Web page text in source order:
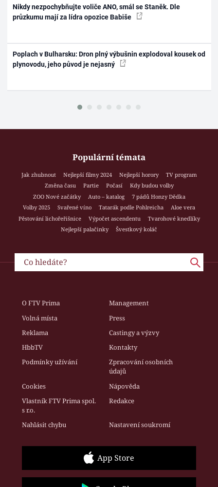
Nikdy nezpochybňujte voliče ANO, smál se Staněk. Dle
průzkumu mají za lídra opozice Babiše
Poplach v Bulharsku: Dron plný výbušnin explodoval kousek od
plynovodu, jeho původ je nejasný
Populární témata
Jak zhubnout Nejlepší filmy 2024 Nejlepší horory
TV program
Změna času
Partie Počasí
Kdy budou volby
ZOO Nové začátky
Auto – katalog
7 pádů Honzy Dědka
Volby 2025
Svařené víno Tatarák podle Pohlreicha
Aloe vera
Pěstování lichořeřišnice
Výpočet ascendentu
Tvarohové knedlíky
Nejlepší palačinky
Švestkový koláč
O FTV Prima
Management
Volná místa
Press
Reklama
Castingy a výzvy
HbbTV
Kontakty
Podmínky užívání
Zpracování osobních
údajů
Cookies
Nápověda
Vlastník FTV Prima spol.
s r.o.
Redakce
Nahlásit chybu Nastavení soukromí
App Store